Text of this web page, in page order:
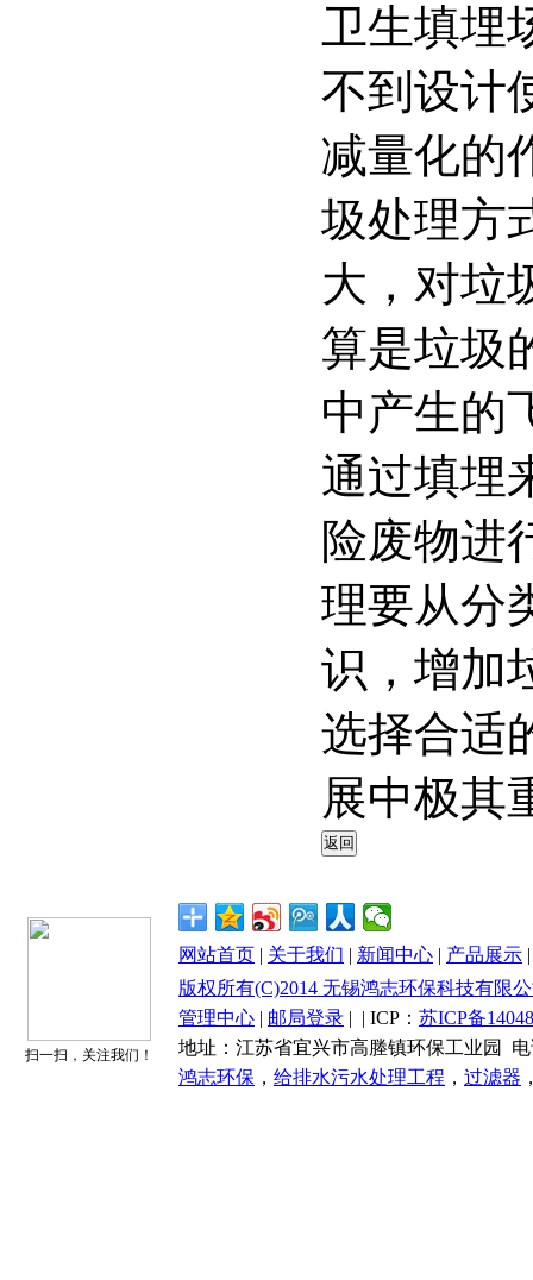
卫生填埋
不到设计
减量化的
圾处理方
大，对垃
算是垃圾
中产生的
通过填埋
险废物进
理要从分
识，增加
选择合适
展中极其
扫一扫，关注我们！
网站首页 | 关于我们 | 新闻中心 | 产品展示
版权所有(C)2014 无锡鸿志环保科技有限公
管理中心 | 邮局登录 | | ICP： 苏ICP备
地址：江苏省宜兴市高塍镇环保工业园 电
鸿志环保 ， 给排水污水处理工程 ， 过滤器